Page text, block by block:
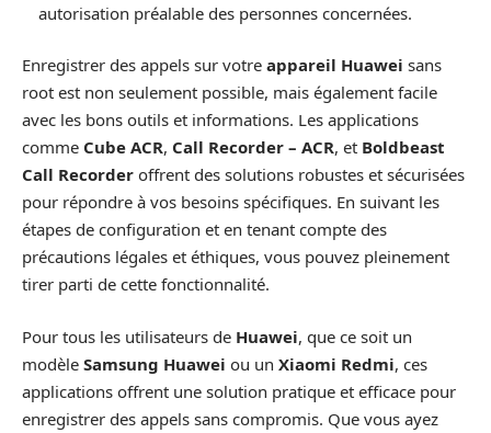
autorisation préalable des personnes concernées.
Enregistrer des appels sur votre appareil Huawei sans
root est non seulement possible, mais également facile
avec les bons outils et informations. Les applications
comme Cube ACR, Call Recorder – ACR, et Boldbeast
Call Recorder offrent des solutions robustes et sécurisées
pour répondre à vos besoins spécifiques. En suivant les
étapes de configuration et en tenant compte des
précautions légales et éthiques, vous pouvez pleinement
tirer parti de cette fonctionnalité.
Pour tous les utilisateurs de Huawei, que ce soit un
modèle Samsung Huawei ou un Xiaomi Redmi, ces
applications offrent une solution pratique et efficace pour
enregistrer des appels sans compromis. Que vous ayez